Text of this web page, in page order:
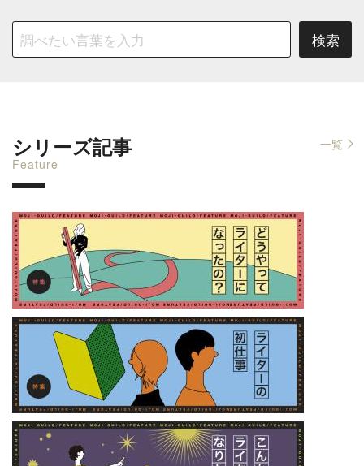
シリーズ記事
Feature
一覧